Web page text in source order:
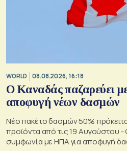
WORLD 08.08.2026, 16:18
Ο Καναδάς παζαρεύει
αποφυγή νέων δασμών
Νέο πακέτο δασμών 50%
προϊόντα από τις 19 Αυγούστου -
συμφωνία με ΗΠΑ για αποφυγή